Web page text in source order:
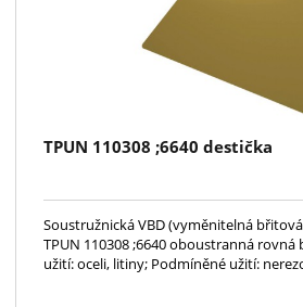
TPUN 110308 ;6640 destička
Soustružnická VBD (vyměnitelná
TPUN 110308 ;6640 oboustranná
užití: oceli, litiny; Podmíněné užití: